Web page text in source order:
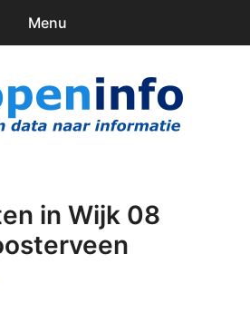
Menu
in Wijk 08